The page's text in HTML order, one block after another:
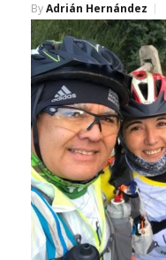
ByAdrián Hernández